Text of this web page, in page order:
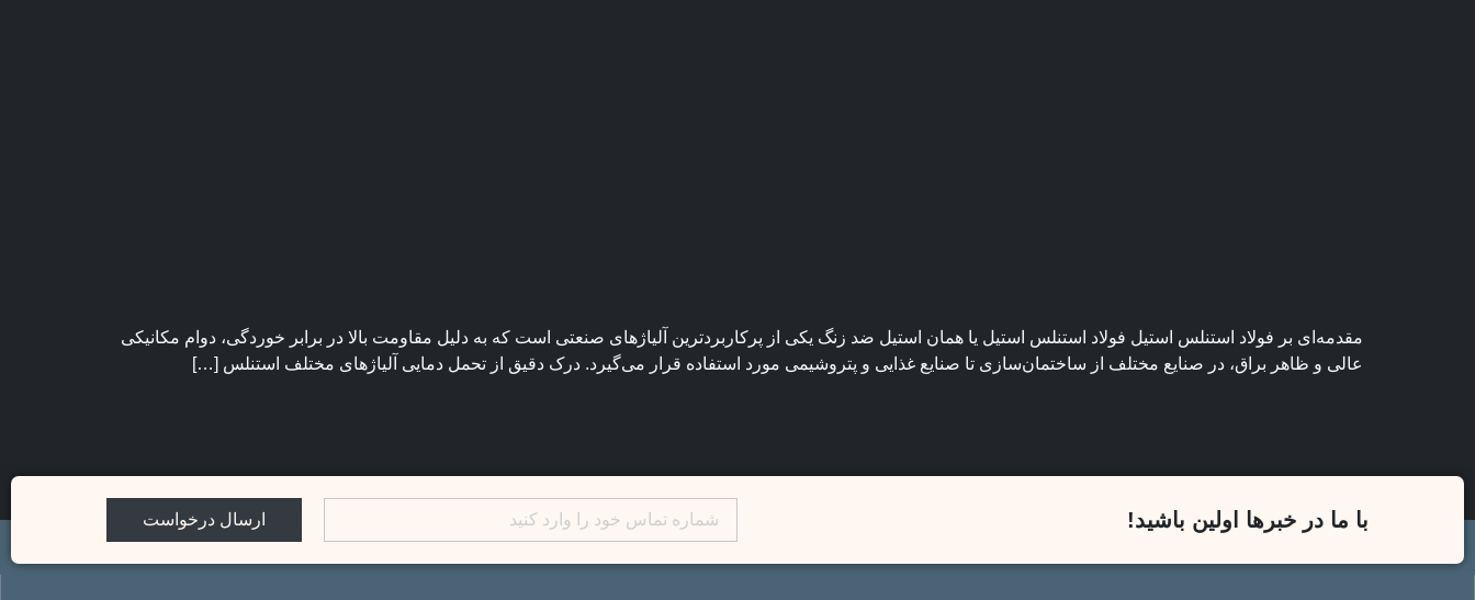
مقدمه‌ای بر فولاد استنلس استیل فولاد استنلس استیل یا همان استیل ضد زنگ یکی از پرکاربردترین آلیاژهای صنعتی است که به دلیل مقاومت بالا در برابر خوردگی، دوام مکانیکی
عالی و ظاهر براق، در صنایع مختلف از ساختمان‌سازی تا صنایع غذایی و پتروشیمی مورد استفاده قرار می‌گیرد. درک دقیق از تحمل دمایی آلیاژهای مختلف استنلس […]
با ما در خبرها اولین باشید! ارسال درخواست